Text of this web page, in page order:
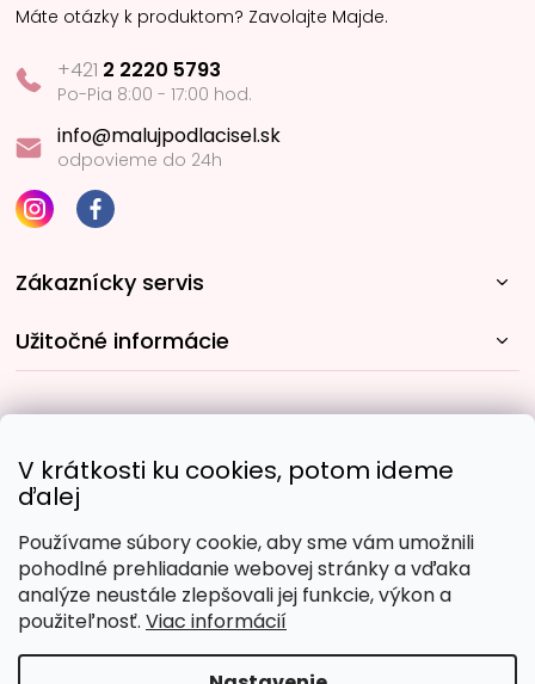
V krátkosti ku cookies, potom ideme
ďalej
Používame súbory cookie, aby sme vám umožnili
pohodlné prehliadanie webovej stránky a vďaka
analýze neustále zlepšovali jej funkcie, výkon a
použiteľnosť. Viac informácií
Máte otázky k produktom? Zavolajte Majde.
+421 2 2220 5793
Po-Pia 8:00 - 17:00 hod.
info@malujpodlacisel.sk
odpovieme do 24h
Zákaznícky servis
Užitočné informácie
Obľúbené spôsoby platby: